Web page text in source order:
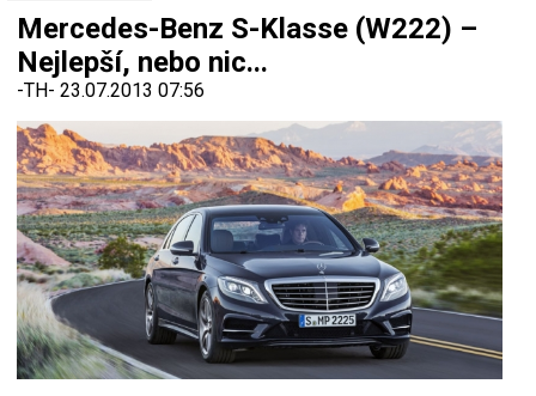
Mercedes-Benz S-Klasse (W222) –
Nejlepší, nebo nic...
-TH- 23.07.2013 07:56